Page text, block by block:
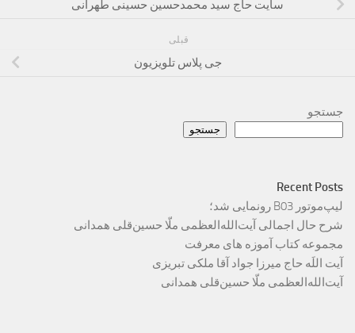
سایت حاج سید محمدحسین حسینی طهرانی
قبلی
جی پلاس تلویزیون
جستجو
جستجو
Recent Posts
لیپ‌موتور B03 رونمایی شد؛
شرح حال اجمالی آیت‌الله‌العظمی ملّا حسین‌قلی همدانی
مجموعه کتاب آموزه های معرفت
آیت اللَه حاج میرزا جواد آقا ملکی تبریزی
آیت‌الله‌العظمی ملّا حسین‌قلی همدانی